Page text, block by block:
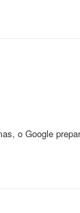
o Google